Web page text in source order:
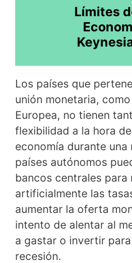
Límites
Los países que
unión monetaria,
Europea, no tienen
flexibilidad a la hora
economía durante una
países autónomos
bancos centrales para
artificialmente las
aumentar la oferta
intento de alentar al
a gastar o invertir
recesión.